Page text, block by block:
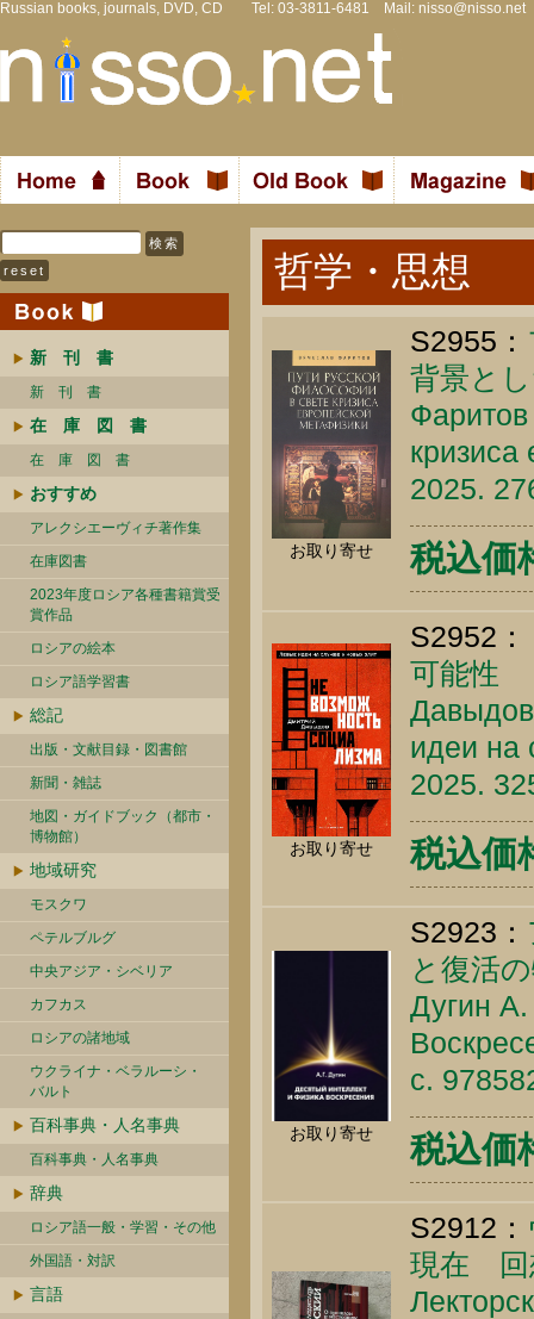
Russian books, journals, DVD, CD Tel: 03-3811-6481 Mail: nisso@nisso.net
新 刊 書
新 刊 書
在 庫 図 書
在 庫 図 書
おすすめ
アレクシエーヴィチ著作集
在庫図書
2023年度ロシア各種書籍賞受
賞作品
ロシアの絵本
ロシア語学習書
総記
出版・文献目録・図書館
新聞・雑誌
地図・ガイドブック（都市・
博物館）
地域研究
モスクワ
ペテルブルグ
中央アジア・シベリア
カフカス
ロシアの諸地域
ウクライナ・ベラルーシ・
バルト
百科事典・人名事典
百科事典・人名事典
辞典
ロシア語一般・学習・その他
外国語・対訳
言語
哲学・思想
お取り寄せ
S2955：
背景と
2025.
税込価
お取り寄せ
S2952：
可能性
идеи на
2025.
税込価
お取り寄せ
S2923：
と復活
Дугин
c.
税込価
S2912：
現在 回